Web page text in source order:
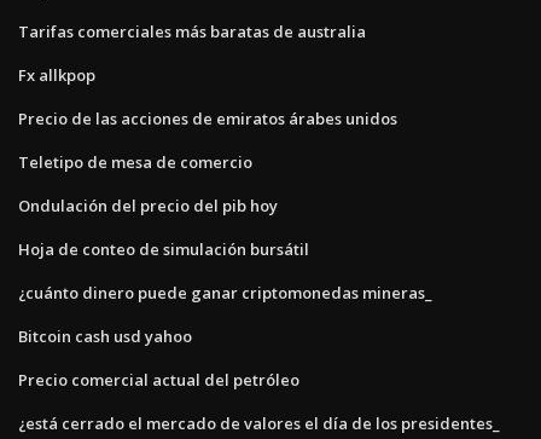
Tarifas comerciales más baratas de australia
Fx allkpop
Precio de las acciones de emiratos árabes unidos
Teletipo de mesa de comercio
Ondulación del precio del pib hoy
Hoja de conteo de simulación bursátil
¿cuánto dinero puede ganar criptomonedas mineras_
Bitcoin cash usd yahoo
Precio comercial actual del petróleo
¿está cerrado el mercado de valores el día de los presidentes_